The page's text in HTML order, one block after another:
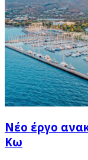
Νέο έργο
Κω